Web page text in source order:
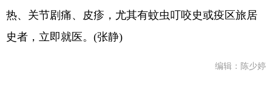
热、关节剧痛、皮疹，尤其有蚊虫叮咬史或疫区旅居
史者，立即就医。(张静)
编辑：陈少婷